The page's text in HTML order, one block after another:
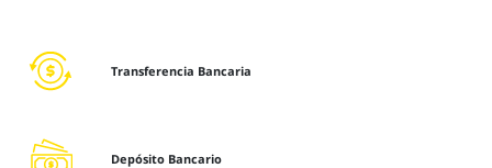
Transferencia Bancaria
Depósito Bancario